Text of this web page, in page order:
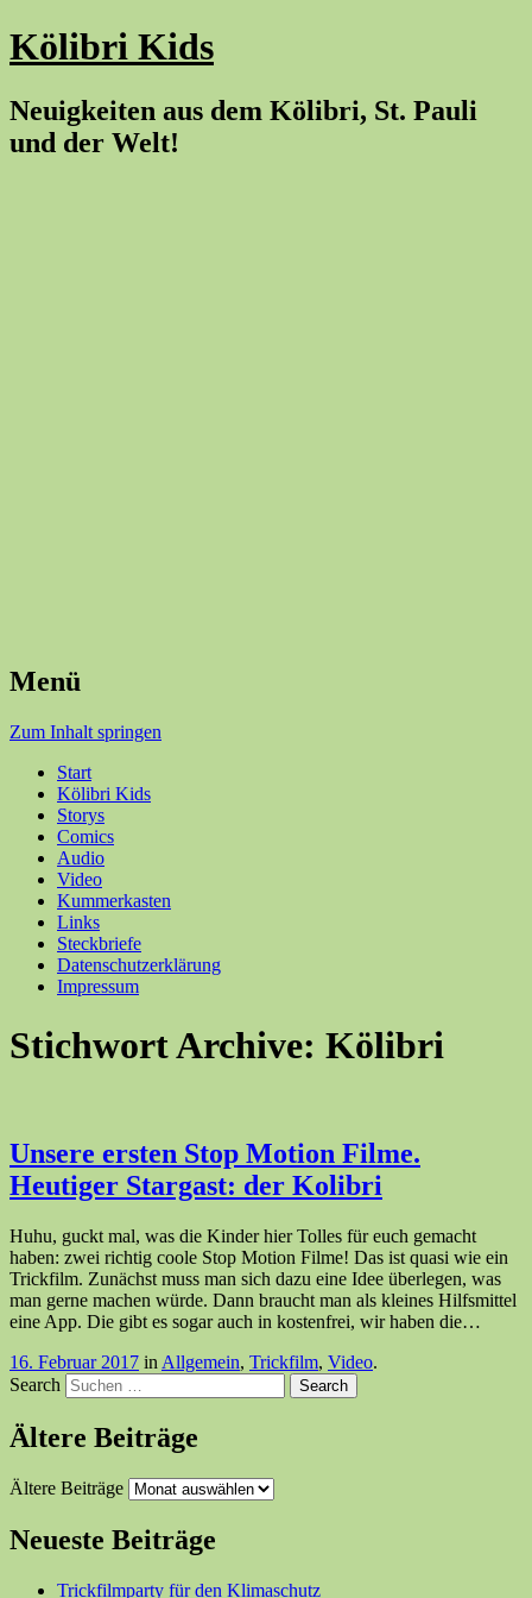
Kölibri Kids
Neuigkeiten aus dem Kölibri, St. Pauli
und der Welt!
Menü
Zum Inhalt springen
Start
Kölibri Kids
Storys
Comics
Audio
Video
Kummerkasten
Links
Steckbriefe
Datenschutzerklärung
Impressum
Stichwort Archive: Kölibri
Unsere ersten Stop Motion Filme.
Heutiger Stargast: der Kolibri
Huhu, guckt mal, was die Kinder hier Tolles für euch gemacht
haben: zwei richtig coole Stop Motion Filme! Das ist quasi wie ein
Trickfilm. Zunächst muss man sich dazu eine Idee überlegen, was
man gerne machen würde. Dann braucht man als kleines Hilfsmittel
eine App. Die gibt es sogar auch in kostenfrei, wir haben die…
16. Februar 2017 in Allgemein, Trickfilm, Video.
Search
Ältere Beiträge
Ältere Beiträge
Neueste Beiträge
Trickfilmparty für den Klimaschutz